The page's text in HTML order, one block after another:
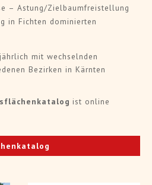
– Astung/Zielbaumfreistellung
in Fichten dominierten
mit wechselnden
Bezirken in Kärnten
ist online